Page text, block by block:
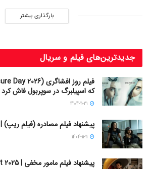
بارگذاری بیشتر
جدیدترین‌های فیلم و سریال
که اسپیلبرگ در سوپربول فاش کرد
پیشنهاد فیلم مصادره (فیلم ریپ) | The Rip 2026
پیشنهاد فیلم مامور مخفی | The Secret Agent 2025